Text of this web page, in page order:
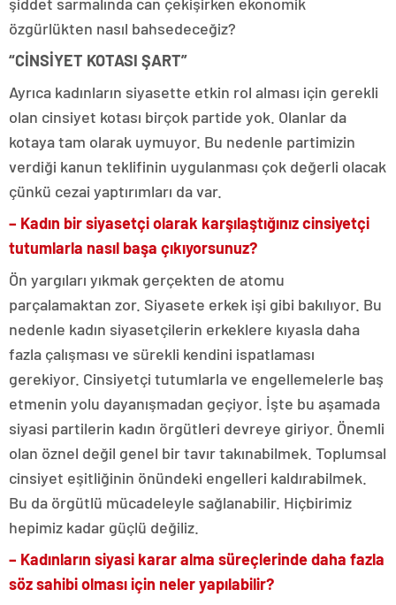
şiddet sarmalında can çekişirken ekonomik
özgürlükten nasıl bahsedeceğiz?
“CİNSİYET KOTASI ŞART”
Ayrıca kadınların siyasette etkin rol alması için gerekli
olan cinsiyet kotası birçok partide yok. Olanlar da
kotaya tam olarak uymuyor. Bu nedenle partimizin
verdiği kanun teklifinin uygulanması çok değerli olacak
çünkü cezai yaptırımları da var.
– Kadın bir siyasetçi olarak karşılaştığınız cinsiyetçi
tutumlarla nasıl başa çıkıyorsunuz?
Ön yargıları yıkmak gerçekten de atomu
parçalamaktan zor. Siyasete erkek işi gibi bakılıyor. Bu
nedenle kadın siyasetçilerin erkeklere kıyasla daha
fazla çalışması ve sürekli kendini ispatlaması
gerekiyor. Cinsiyetçi tutumlarla ve engellemelerle baş
etmenin yolu dayanışmadan geçiyor. İşte bu aşamada
siyasi partilerin kadın örgütleri devreye giriyor. Önemli
olan öznel değil genel bir tavır takınabilmek. Toplumsal
cinsiyet eşitliğinin önündeki engelleri kaldırabilmek.
Bu da örgütlü mücadeleyle sağlanabilir. Hiçbirimiz
hepimiz kadar güçlü değiliz.
– Kadınların siyasi karar alma süreçlerinde daha fazla
söz sahibi olması için neler yapılabilir?